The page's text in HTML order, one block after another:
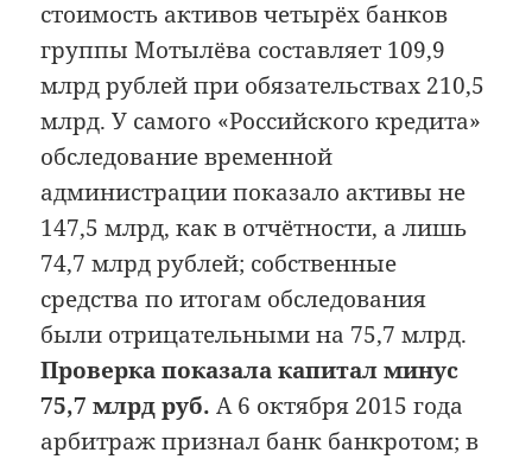
стоимость активов четырёх банков
группы Мотылёва составляет 109,9
млрд рублей при обязательствах 210,5
млрд. У самого «Российского кредита»
обследование временной
администрации показало активы не
147,5 млрд, как в отчётности, а лишь
74,7 млрд рублей; собственные
средства по итогам обследования
были отрицательными на 75,7 млрд.
Проверка показала капитал минус
75,7 млрд руб. А 6 октября 2015 года
арбитраж признал банк банкротом; в